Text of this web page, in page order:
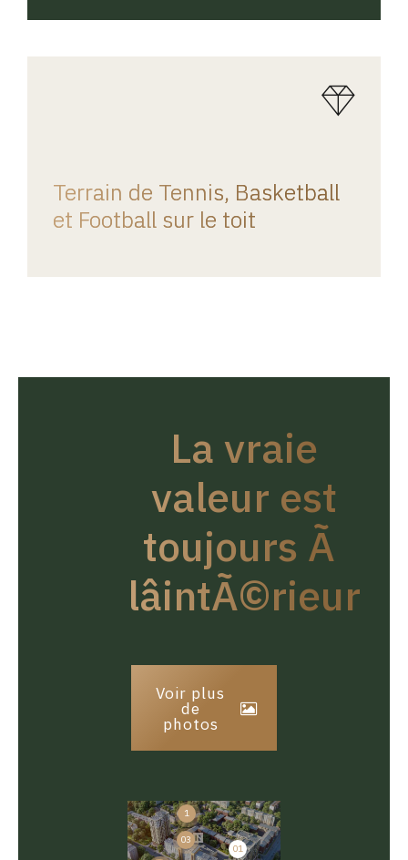
Terrain de Tennis, Basketball
et Football sur le toit
La vraie
valeur est
toujours Ã
lâintÃ©rieur
Voir plus
de
photos
01
1
03